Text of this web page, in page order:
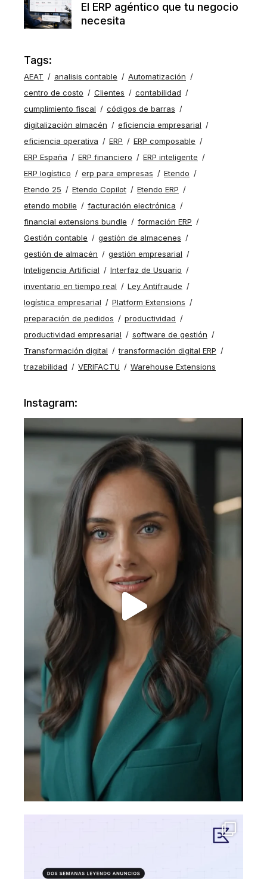
El ERP agéntico que tu negocio
necesita
Tags:
AEAT analisis contable
Automatización
centro de costo
Clientes
contabilidad
cumplimiento fiscal
códigos de barras
digitalización almacén
eficiencia empresarial
eficiencia operativa
ERP
ERP composable
ERP España
ERP financiero
ERP inteligente
ERP logístico
erp para empresas
Etendo
Etendo 25
Etendo Copilot
Etendo ERP
etendo mobile
facturación electrónica
financial extensions bundle
formación ERP
Gestión contable
gestión de almacenes
gestión de almacén
gestión empresarial
Inteligencia Artificial
Interfaz de Usuario
inventario en tiempo real
Ley Antifraude
logística empresarial
Platform Extensions
preparación de pedidos
productividad
productividad empresarial
software de gestión
Transformación digital
transformación digital ERP
trazabilidad
VERIFACTU Warehouse Extensions
Instagram: